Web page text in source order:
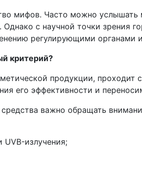
мифов. Часто можно услышать
с научной точки зрения
регулирующими органами
критерий?
продукции, проходит
его эффективности и
важно обращать
излучения;